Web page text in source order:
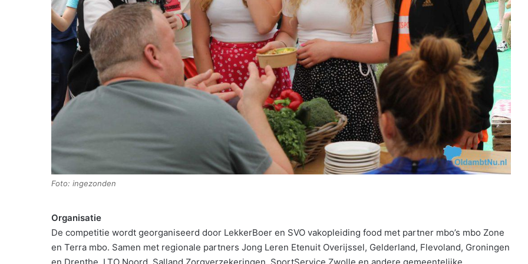
Foto: ingezonden
Organisatie
De competitie wordt georganiseerd door LekkerBoer en SVO vakopleiding food met partner mbo’s mbo Zone
en Terra mbo. Samen met regionale partners Jong Leren Etenuit Overijssel, Gelderland, Flevoland, Groningen